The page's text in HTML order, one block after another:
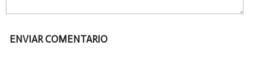
ENVIAR COMENTARIO